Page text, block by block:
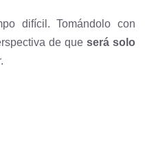
difícil. Tomándolo con
de queserá solo